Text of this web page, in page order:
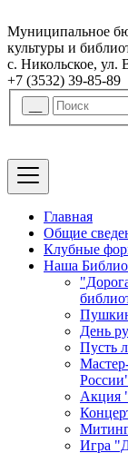
Муниципальное
культуры и
с. Никольское, ул.
+7 (3532) 39-85-89
Главная
Общие
Клубные
Наша
День
Пусть
Акция
Игра